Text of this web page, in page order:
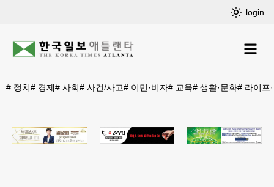
login
# 정치# 경제# 사회# 사건/사고# 이민·비자# 교육# 생활·문화# 라이프